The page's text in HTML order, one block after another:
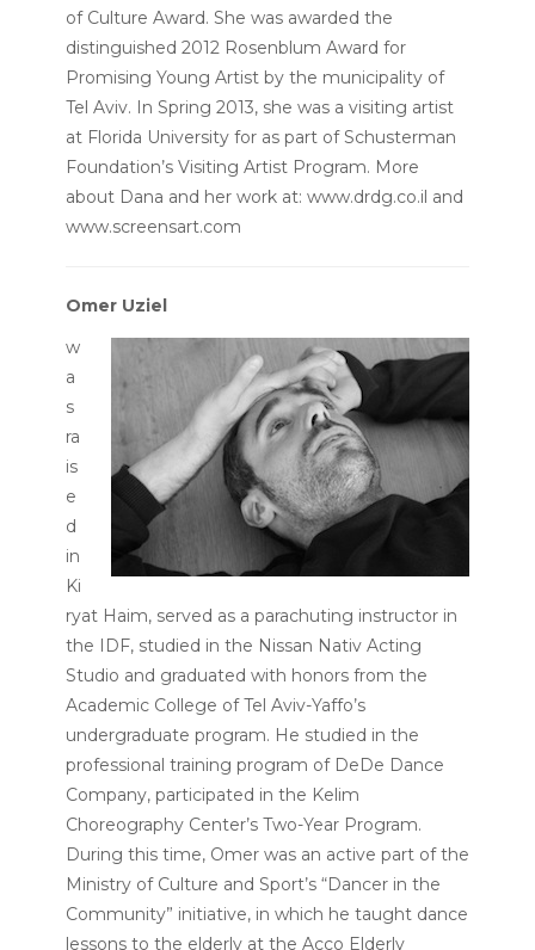
of Culture Award. She was awarded the
distinguished 2012 Rosenblum Award for
Promising Young Artist by the municipality of
Tel Aviv. In Spring 2013, she was a visiting artist
at Florida University for as part of Schusterman
Foundation’s Visiting Artist Program. More
about Dana and her work at: www.drdg.co.il and
www.screensart.com
Omer Uziel
w
a
s
ra
is
e
d
in
Ki
ryat Haim, served as a parachuting instructor in
the IDF, studied in the Nissan Nativ Acting
Studio and graduated with honors from the
Academic College of Tel Aviv-Yaffo’s
undergraduate program. He studied in the
professional training program of DeDe Dance
Company, participated in the Kelim
Choreography Center’s Two-Year Program.
During this time, Omer was an active part of the
Ministry of Culture and Sport’s “Dancer in the
Community” initiative, in which he taught dance
lessons to the elderly at the Acco Elderly